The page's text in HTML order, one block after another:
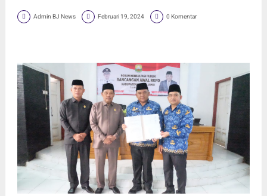
Admin BJ News Februari 19, 2024 0 Komentar